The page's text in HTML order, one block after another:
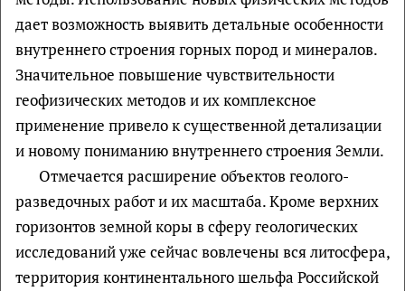
дает возможность выявить детальные особенности
внутреннего строения горных пород и минералов.
Значительное повышение чувствительности
геофизических методов и их комплексное
применение привело к существенной детализации
и новому пониманию внутреннего строения Земли.
Отмечается расширение объектов геолого-
разведочных работ и их масштаба. Кроме верхних
горизонтов земной коры в сферу геологических
исследований уже сейчас вовлечены вся литосфера,
территория континентального шельфа Российской